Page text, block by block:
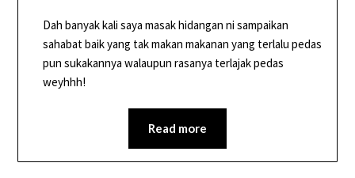
Dah banyak kali saya masak hidangan ni sampaikan
sahabat baik yang tak makan makanan yang terlalu pedas
pun sukakannya walaupun rasanya terlajak pedas
weyhhh!
Read more